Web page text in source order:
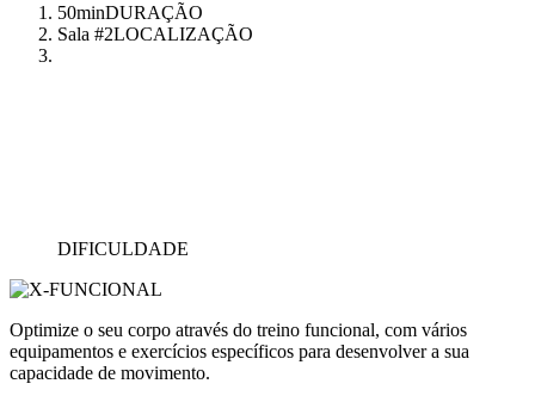
50minDURAÇÃO
Sala #2LOCALIZAÇÃO
DIFICULDADE
Optimize o seu corpo através do treino funcional, com vários
equipamentos e exercícios específicos para desenvolver a sua
capacidade de movimento.